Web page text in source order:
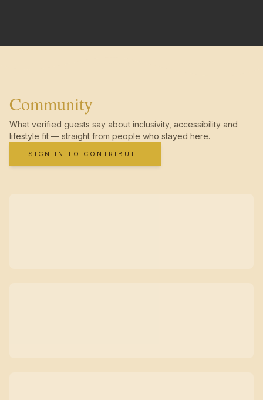
Community
What verified guests say about inclusivity, accessibility and
lifestyle fit — straight from people who stayed here.
SIGN IN TO CONTRIBUTE